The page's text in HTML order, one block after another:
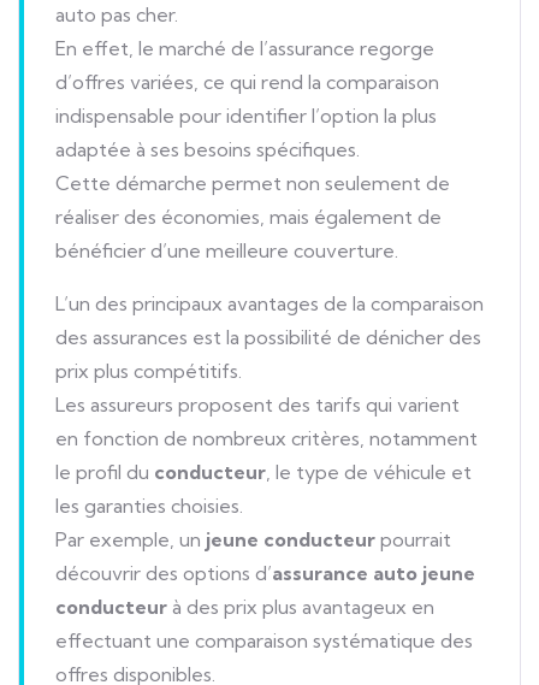
auto pas cher.
En effet, le marché de l’assurance regorge
d’offres variées, ce qui rend la comparaison
indispensable pour identifier l’option la plus
adaptée à ses besoins spécifiques.
Cette démarche permet non seulement de
réaliser des économies, mais également de
bénéficier d’une meilleure couverture.
L’un des principaux avantages de la comparaison
des assurances est la possibilité de dénicher des
prix plus compétitifs.
Les assureurs proposent des tarifs qui varient
en fonction de nombreux critères, notamment
le profil du conducteur , le type de véhicule et
les garanties choisies.
Par exemple, un jeune conducteur pourrait
découvrir des options d’assurance auto jeune
conducteur à des prix plus avantageux en
effectuant une comparaison systématique des
offres disponibles.